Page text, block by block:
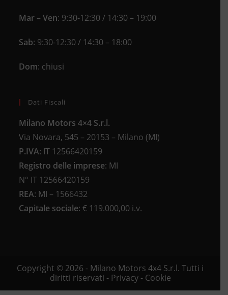
Mar – Ven: 9:30-12:30 / 14:30 – 19:00
Sab: 9:30-12:30 / 14:30 – 18:00
Dom: chiusi
Dati Fiscali
Milano Motors 4×4 S.r.l.
Via Novara, 545 – 20153 – Milano (MI)
P.IVA: IT 12566420159
Registro delle imprese: MI
N° IT 12566420159
REA: MI – 1566432
Capitale sociale: € 119.000,00 i.v.
Copyright © 2026 - Milano Motors 4x4 S.r.l. Tutti i
diritti riservati - Privacy- Cookie